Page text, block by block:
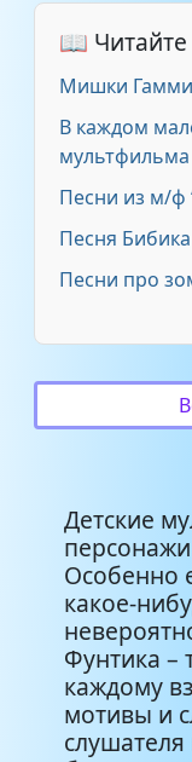
Песня из
📖 Читайте
Мишки Гамми
В каждом
Песни из м/ф
Песня Бибика
Песни про
Детские
Особенно
какое-
Фунтика –
каждому
мотивы и